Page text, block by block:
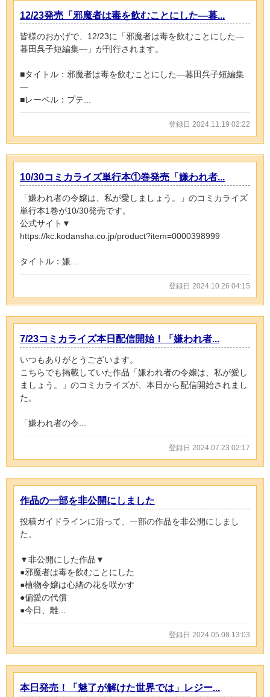
12/23発売「邪魔者は毒を飲むことにした―暮...
皆様のおかげで、12/23に「邪魔者は毒を飲むことにした―
暮田呉子短編集―」が刊行されます。
■タイトル：邪魔者は毒を飲むことにした―暮田呉子短編集
―
■レーベル：プテ...
登録日 2024.11.19 02:22
10/30コミカライズ単行本①巻発売「嫌われ者...
「嫌われ者の令嬢は、私が愛しましょう。」のコミカライズ
単行本1巻が10/30発売です。
公式サイト▼
https://kc.kodansha.co.jp/product?item=0000398999
タイトル：嫌...
登録日 2024.10.26 04:15
7/23コミカライズ本日配信開始！「嫌われ者...
いつもありがとうございます。
こちらでも掲載していた作品「嫌われ者の令嬢は、私が愛し
ましょう。」のコミカライズが、本日から配信開始されまし
た。
「嫌われ者の令...
登録日 2024.07.23 02:17
作品の一部を非公開にしました
投稿ガイドラインに沿って、一部の作品を非公開にしまし
た。
▼非公開にした作品▼
●邪魔者は毒を飲むことにした
●植物令嬢は心緒の花を咲かす
●偏愛の代償
●今日、離...
登録日 2024.05.08 13:03
本日発売！「魅了が解けた世界では」レジー...